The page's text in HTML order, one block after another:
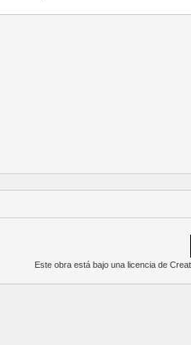
Este obra está bajo unalicencia de